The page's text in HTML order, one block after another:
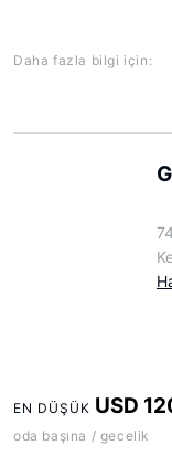
Daha fazla bilgi için:
EN DÜŞÜK USD
oda başına / gecelik